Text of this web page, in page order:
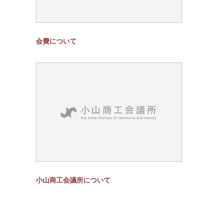
会費について
小山商工会議所について